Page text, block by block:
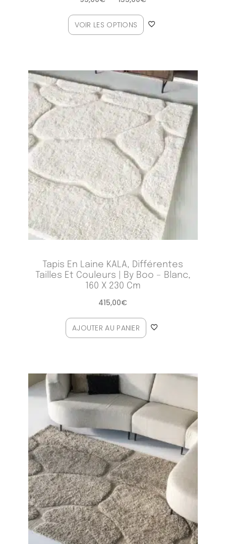
VOIR LES OPTIONS
Tapis En Laine KALA, Différentes
Tailles Et Couleurs | By Boo – Blanc,
160 X 230 Cm
415,00€
AJOUTER AU PANIER